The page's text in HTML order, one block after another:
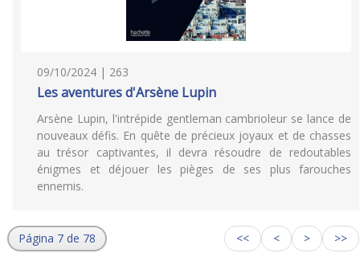
09/10/2024 | 263
Les aventures d'Arsène Lupin
Arsène Lupin, l'intrépide gentleman cambrioleur se lance de
nouveaux défis. En quête de précieux joyaux et de chasses
au trésor captivantes, il devra résoudre de redoutables
énigmes et déjouer les pièges de ses plus farouches
ennemis.
Página 7 de 78 << < > >>